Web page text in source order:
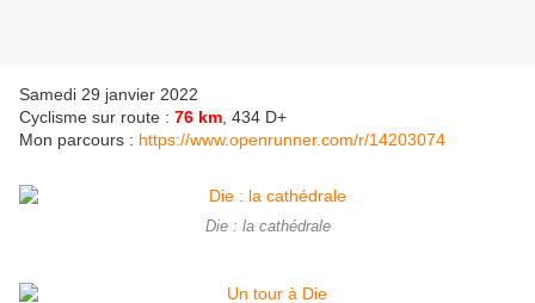
Samedi 29 janvier 2022
Cyclisme sur route : 76 km , 434 D+
Mon parcours : https://www.openrunner.com/r/14203074
Die : la cathédrale